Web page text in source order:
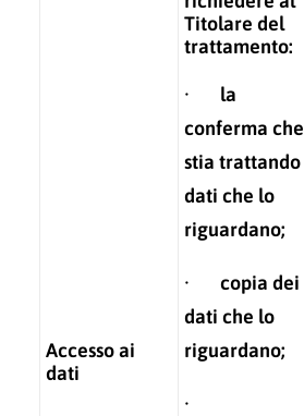
Accesso ai
dati
Titolare del
trattamento:
· la
conferma che
stia trattando
dati che lo
riguardano;
· copia dei
dati che lo
riguardano;
·